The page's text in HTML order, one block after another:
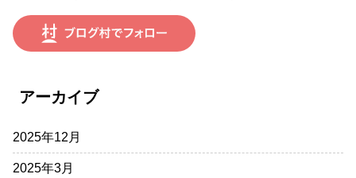
アーカイブ
2025年12月
2025年3月